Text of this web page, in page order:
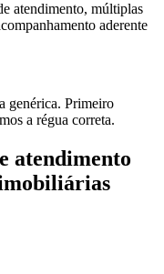
atendimento, múltiplas
aderente
genérica. Primeiro
a régua correta.
atendimento